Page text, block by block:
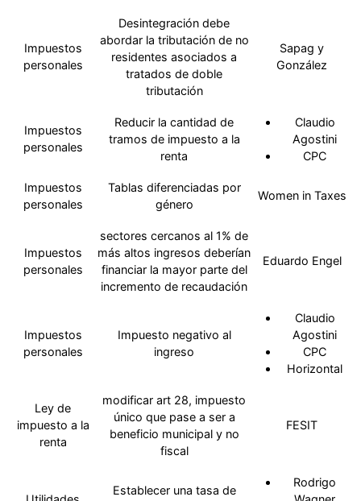
Impuestos
personales
Desintegración debe
abordar la tributación de no
residentes asociados a
tratados de doble
tributación
Sapag y
González
Impuestos
personales
Reducir la cantidad de
tramos de impuesto a la
renta
Claudio
Agostini
CPC
Impuestos
personales
Tablas diferenciadas por
género
Women in Taxes
Impuestos
personales
sectores cercanos al 1% de
más altos ingresos deberían
financiar la mayor parte del
incremento de recaudación
Eduardo Engel
Impuestos
personales
Impuesto negativo al
ingreso
Claudio
Agostini
CPC
Horizontal
Ley de
impuesto a la
renta
modificar art 28, impuesto
único que pase a ser a
beneficio municipal y no
fiscal
FESIT
Establecer una tasa de
Rodrigo